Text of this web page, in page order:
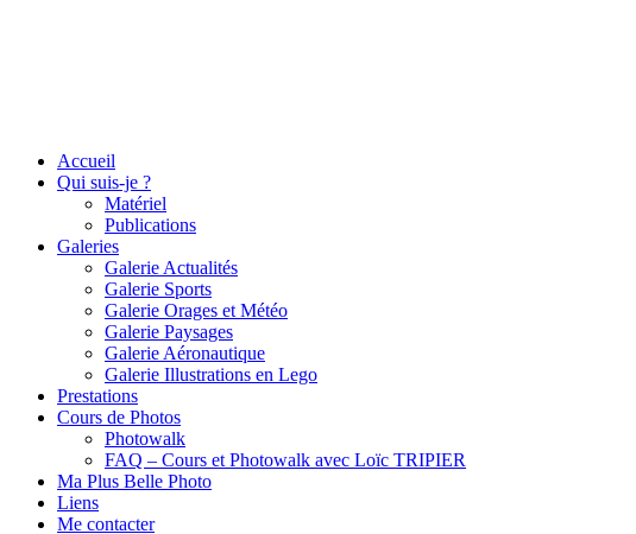
Accueil
Qui suis-je ?
Matériel
Publications
Galeries
Galerie Actualités
Galerie Sports
Galerie Orages et Météo
Galerie Paysages
Galerie Aéronautique
Galerie Illustrations en Lego
Prestations
Cours de Photos
Photowalk
FAQ – Cours et Photowalk avec Loïc TRIPIER
Ma Plus Belle Photo
Liens
Me contacter